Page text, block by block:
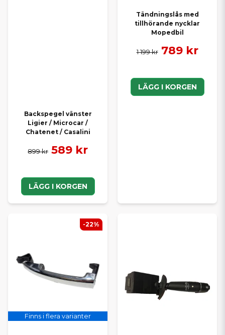
Backspegel vänster
Ligier / Microcar /
Chatenet / Casalini
899 kr 589 kr
LÄGG I KORGEN
Tändningslås med
tillhörande nycklar
Mopedbil
1 199 kr 789 kr
LÄGG I KORGEN
Finns i flera varianter
-22%